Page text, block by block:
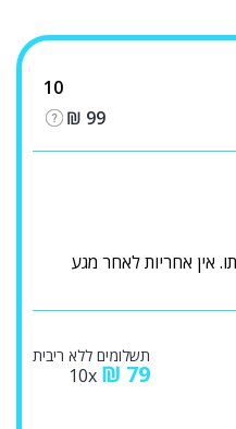
10
₪ 99
אין אחריות לאחר מגע
תשלומים ללא ריבית
₪ 79